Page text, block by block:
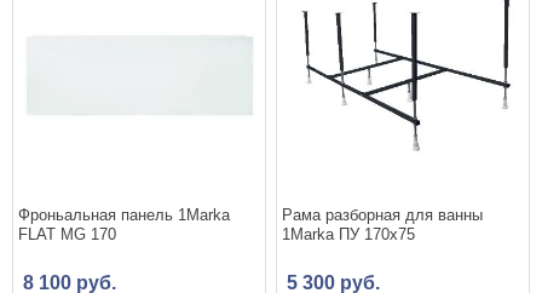
Фроньальная панель 1Marka
FLAT MG 170
8 100 руб.
Рама разборная для ванны
1Marka ПУ 170x75
5 300 руб.